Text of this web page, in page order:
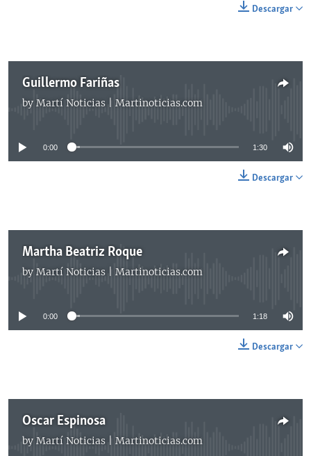
Descargar
Guillermo Fariñas
by Martí Noticias | Martinoticias.com
No media source currently available
0:00 1:30
Descargar
Martha Beatriz Roque
by Martí Noticias | Martinoticias.com
No media source currently available
0:00 1:18
Descargar
Oscar Espinosa
by Martí Noticias | Martinoticias.com
No media source currently available